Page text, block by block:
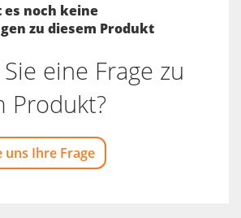
es noch keine
zu diesem Produkt
eine Frage zu
Produkt?
uns Ihre Frage